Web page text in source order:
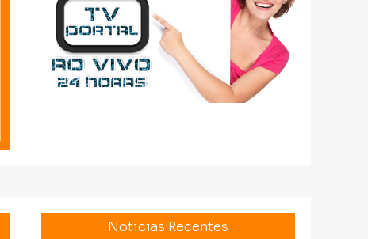
Noticias Recentes